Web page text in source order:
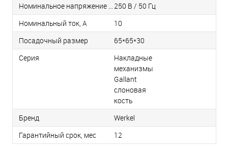
250 В / 50 Гц
Номинальный ток, А
10
Посадочный размер
65*65*30
Серия
Накладные
механизмы
Gallant
слоновая
кость
Бренд
Werkel
Гарантийный срок, мес
12